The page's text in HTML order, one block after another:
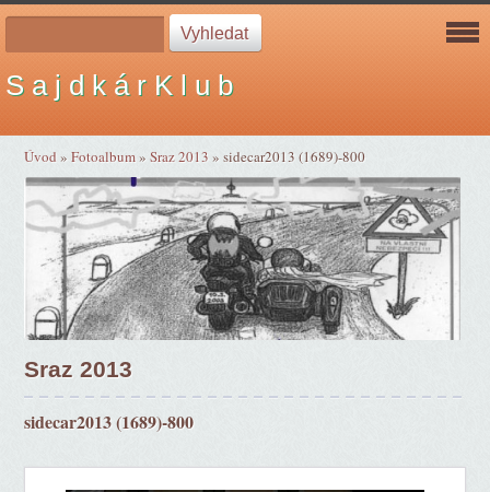
S a j d k á r K l u b
Úvod »Fotoalbum»Sraz 2013 »sidecar2013 (1689)-800
Sraz 2013
sidecar2013 (1689)-800